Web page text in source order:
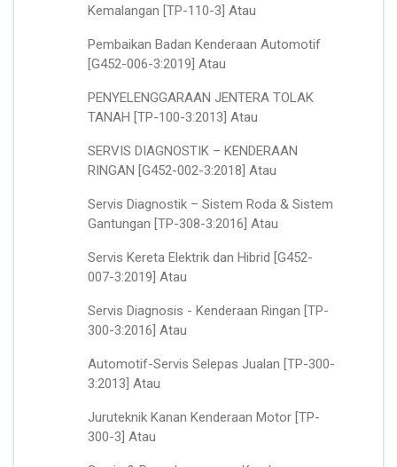
Kemalangan [TP-110-3] Atau
Pembaikan Badan Kenderaan Automotif
[G452-006-3:2019] Atau
PENYELENGGARAAN JENTERA TOLAK
TANAH [TP-100-3:2013] Atau
SERVIS DIAGNOSTIK – KENDERAAN
RINGAN [G452-002-3:2018] Atau
Servis Diagnostik – Sistem Roda & Sistem
Gantungan [TP-308-3:2016] Atau
Servis Kereta Elektrik dan Hibrid [G452-
007-3:2019] Atau
Servis Diagnosis - Kenderaan Ringan [TP-
300-3:2016] Atau
Automotif-Servis Selepas Jualan [TP-300-
3:2013] Atau
Juruteknik Kanan Kenderaan Motor [TP-
300-3] Atau